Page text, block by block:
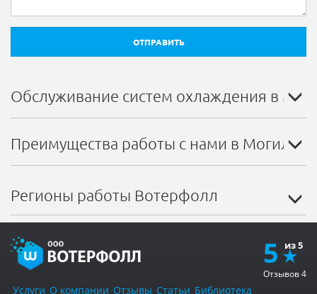
ОТПРАВИТЬ
Обслуживание систем охлаждения в
Преимущества работы с нами в Могилеве
Регионы работы Вотерфолл
5
Отзывов4
Услуги О компании Отзывы Статьи Библиотека